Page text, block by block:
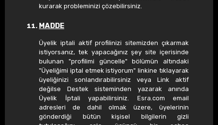
kurarak probleminizi çözebilirsiniz.
MADDE
Üyelik iptali aktif profilinizi sitemizden çıkarmak
istiyorsanız, tek yapacağınız şey site içerisinde
bulunan "profilimi güncelle" bölümün altındaki
"Üyeliğimi iptal etmek istiyorum" linkine tıklayarak
üyeliğinizi sonlandırabilirsiniz veya Link aktif
değilse Destek sisteminden yazarak anında
Üyelik İptali yapabilirsiniz. Esra.com email
adresleri de dahil olmak üzere, üyelerinin
gönderdiği bütün kişisel bilgilerin gizli